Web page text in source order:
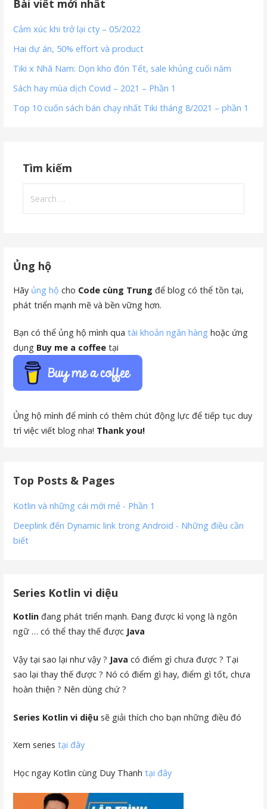
Bài viết mới nhất
Cảm xúc khi trở lại cty – 05/2022
Hai dự án, 50% effort và product
Tiki x Nhã Nam: Dọn kho đón Tết, sale khủng cuối năm
Sách hay mùa dịch Covid – 2021 – Phần 1
Top 10 cuốn sách bán chạy nhất Tiki tháng 8/2021 – phần 1
Tìm kiếm
for:
Ủng hộ
Hãy ủng hộ cho Code cùng Trung để blog có thể tồn tại,
phát triển mạnh mẽ và bền vững hơn.
Bạn có thể ủng hộ mình quatài khoản ngân hàng hoặc ứng
dụng Buy me a coffee tại
Ủng hộ mình để mình có thêm chút động lực để tiếp tục duy
trì việc viết blog nha! Thank you!
Top Posts & Pages
Kotlin và những cái mới mẻ - Phần 1
Deeplink đến Dynamic link trong Android - Những điều cần
biết
Series Kotlin vi diệu
Kotlin đang phát triển mạnh. Đang được kì vọng là ngôn
ngữ … có thể thay thế được Java
Vậy tại sao lại như vậy ? Java có điểm gì chưa được ? Tại
sao lại thay thế được ? Nó có điểm gì hay, điểm gì tốt, chưa
hoàn thiện ? Nên dùng chứ ?
Series Kotlin vi diệu sẽ giải thích cho bạn những điều đó
Xem seriestại đây
Học ngay Kotlin cùng Duy Thanhtại đây